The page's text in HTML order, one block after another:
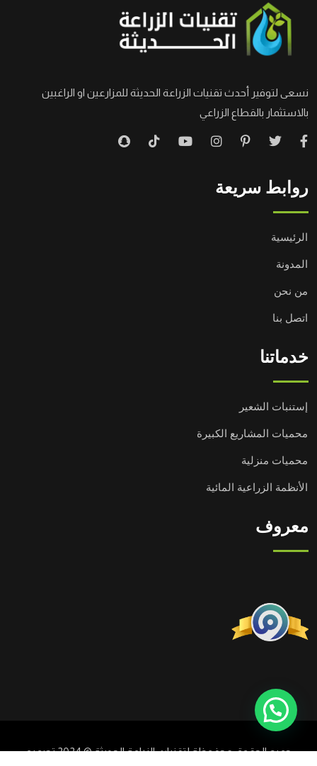
نسعى لتوفير أحدث تقنيات الزراعة الحديثة للمزارعين او الراغبين
بالاستثمار بالقطاع الزراعي
روابط سريعة
الرئيسية
المدونة
من نحن
اتصل بنا
خدماتنا
إستنبات الشعير
محميات المشاريع الكبيرة
محميات منزلية
الأنظمة الزراعية المائية
معروف
جميع الحقوق محفوظة لتقنيات الزراعة الحديثة © 2024 تصميم